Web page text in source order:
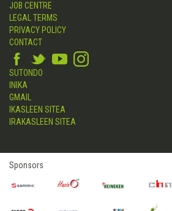
JOB CENTRE
LEGAL TERMS
PRIVACY POLICY
CONTACT
SUTONDO
INIKA
GMAIL
IKASLEEN SITEA
IRAKASLEEN SITEA
Sponsors